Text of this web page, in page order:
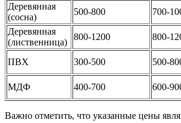
Деревянная
(сосна)
500-800 700-
Деревянная
(лиственница)
800-1200 800-
ПВХ
300-500 500-
МДФ
400-700 600-
Важно отметить, что указанные цены